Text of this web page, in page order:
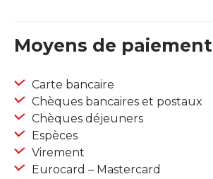
Moyens de paiement
Carte bancaire
Chèques bancaires et postaux
Chèques déjeuners
Espèces
Virement
Eurocard – Mastercard